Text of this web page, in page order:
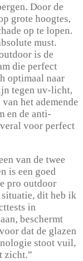
Door de
grote hoogtes,
op te lopen.
must.
is de
die perfect
optimaal naar
tegen uv-licht,
het ademende
en de anti-
voor perfect
van de twee
is een goed
pro outdoor
dit heb ik
in
beschermt
dat de glazen
stoot vuil,
zicht.”